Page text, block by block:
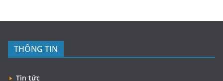
THÔNG TIN
Tin tức